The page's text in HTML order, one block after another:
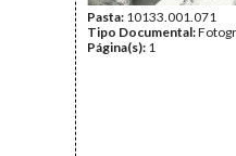
Pasta: 10133.001.071
Tipo Documental:
Página(s): 1